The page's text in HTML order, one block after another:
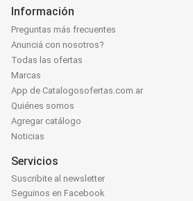
Información
Preguntas más frecuentes
Anunciá con nosotros?
Todas las ofertas
Marcas
App de Catalogosofertas.com.ar
Quiénes somos
Agregar catálogo
Noticias
Servicios
Suscribite al newsletter
Seguinos en Facebook